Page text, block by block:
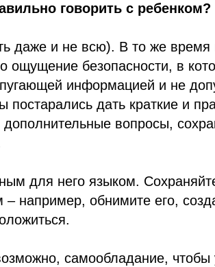
говорить с
даже и не всю). В то же время
ощущение безопасности, в
информацией и не
постарались дать краткие и
дополнительные вопросы,
для него языком.
– например, обнимите его,
самообладание,